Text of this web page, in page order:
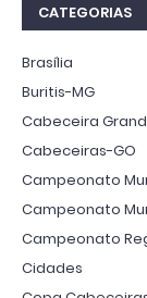
CATEGORIAS
Brasília
Buritis-MG
Cabeceira
Cabeceiras-GO
Campeonato
Campeonato
Campeonato
Cidades